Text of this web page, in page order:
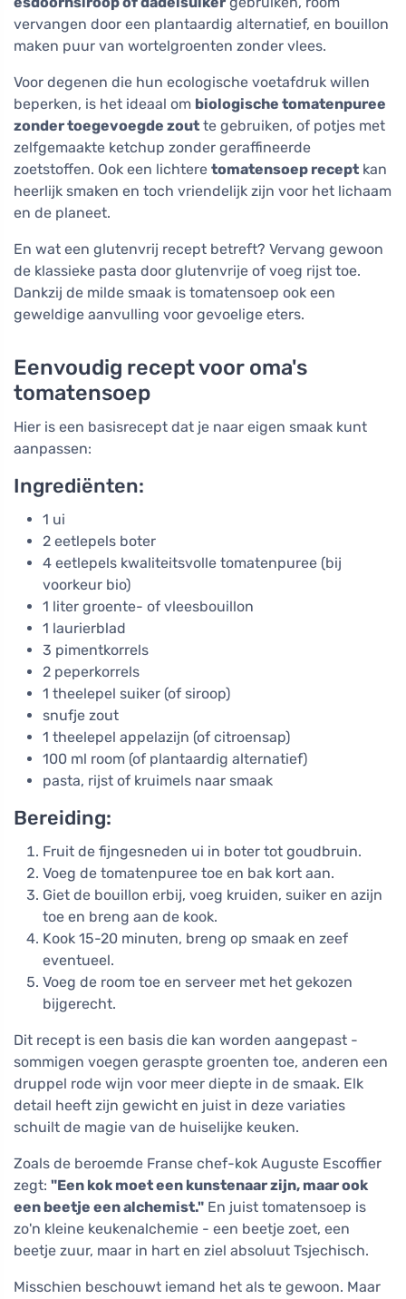
vervangen door een plantaardig alternatief, en bouillon
maken puur van wortelgroenten zonder vlees.
Voor degenen die hun ecologische voetafdruk willen
beperken, is het ideaal om biologische tomatenpuree
zonder toegevoegde zout te gebruiken, of potjes met
zelfgemaakte ketchup zonder geraffineerde
zoetstoffen. Ook een lichtere tomatensoep recept kan
heerlijk smaken en toch vriendelijk zijn voor het lichaam
en de planeet.
En wat een glutenvrij recept betreft? Vervang gewoon
de klassieke pasta door glutenvrije of voeg rijst toe.
Dankzij de milde smaak is tomatensoep ook een
geweldige aanvulling voor gevoelige eters.
Eenvoudig recept voor oma's
tomatensoep
Hier is een basisrecept dat je naar eigen smaak kunt
aanpassen:
Ingrediënten:
1 ui
2 eetlepels boter
4 eetlepels kwaliteitsvolle tomatenpuree (bij
voorkeur bio)
1 liter groente- of vleesbouillon
1 laurierblad
3 pimentkorrels
2 peperkorrels
1 theelepel suiker (of siroop)
snufje zout
1 theelepel appelazijn (of citroensap)
100 ml room (of plantaardig alternatief)
pasta, rijst of kruimels naar smaak
Bereiding:
Fruit de fijngesneden ui in boter tot goudbruin.
Voeg de tomatenpuree toe en bak kort aan.
Giet de bouillon erbij, voeg kruiden, suiker en azijn
toe en breng aan de kook.
Kook 15-20 minuten, breng op smaak en zeef
eventueel.
Voeg de room toe en serveer met het gekozen
bijgerecht.
Dit recept is een basis die kan worden aangepast -
sommigen voegen geraspte groenten toe, anderen een
druppel rode wijn voor meer diepte in de smaak. Elk
detail heeft zijn gewicht en juist in deze variaties
schuilt de magie van de huiselijke keuken.
Zoals de beroemde Franse chef-kok Auguste Escoffier
zegt: "Een kok moet een kunstenaar zijn, maar ook
een beetje een alchemist." En juist tomatensoep is
zo'n kleine keukenalchemie - een beetje zoet, een
beetje zuur, maar in hart en ziel absoluut Tsjechisch.
Misschien beschouwt iemand het als te gewoon. Maar